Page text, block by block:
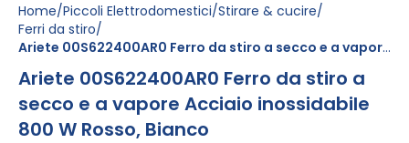
Home Piccoli Elettrodomestici Stirare & cucire
Ferri da stiro
Ariete 00S622400AR0 Ferro da stiro a secco e a vapore Acciaio inossidabile 800 W Rosso, Bianco
Ariete 00S622400AR0 Ferro da stiro a
secco e a vapore Acciaio inossidabile
800 W Rosso, Bianco